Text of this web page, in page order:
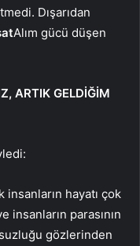
Dışarıdan
Alım gücü düşen
ARTIK GELDİĞİM
hayatı çok
insanların parasının
gözlerinden